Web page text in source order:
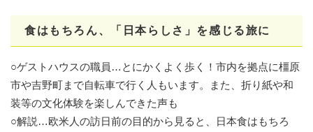
食はもちろん、「日本らしさ」を感じる旅に
○ゲストハウスの職員…とにかくよく歩く！市内を拠点に橿原
市や吉野町まで自転車で行く人もいます。また、折り紙や和
装等の文化体験を楽しんできた声も
○解説…欧米人の訪日前の目的から見ると、日本食はもちろ